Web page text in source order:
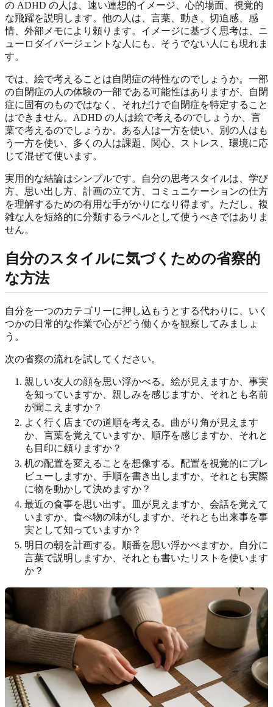
の ADHD の人は、速い連想的イメージ、心的場面、視覚的
な飛躍を説明します。他の人は、言葉、動き、切迫感、感
情、外部メモにより頼ります。イメージに基づく思考は、ニ
ューロダイバージェントな人にも、そうでない人にも現れま
す。
では、絵で考えることは自閉症の特性なのでしょうか。一部
の自閉症の人の体験の一部である可能性はありますが、自閉
症に固有のものではなく、それだけで自閉症を特定すること
はできません。ADHD の人は絵で考えるのでしょうか、言
葉で考えるのでしょうか。ある人は一方を使い、別の人はも
う一方を使い、多くの人は課題、関心、ストレス、環境に応
じて混ぜて使います。
実用的な結論はシンプルです。自分の思考スタイルは、学び
方、思い出し方、計画の立て方、コミュニケーションの仕方
を理解するための有用な手がかりになり得ます。ただし、複
雑な人を短絡的に分類するラベルとして使うべきではありま
せん。
自分のスタイルに気づくための省察的
な方法
自分を一つのカテゴリーに押し込もうとする代わりに、いく
つかの日常的な作業で心がどう働くかを観察してみましょ
う。
次の省察の流れを試してください。
親しい友人の顔を思い浮かべる。絵が見えますか、事実
を知っていますか、親しみを感じますか、それとも名前
が聞こえますか？
よく行く店までの道順を考える。曲がり角が見えます
か、言葉を覚えていますか、順序を感じますか、それと
も目印に頼りますか？
机の配置を変えることを想像する。配置を視覚的にプレ
ビューしますか、手順を書き出しますか、それとも実際
に物を動かして決めますか？
最近の食事を思い出す。皿が見えますか、会話を覚えて
いますか、食べ物の味がしますか、それとも出来事を事
実として知っていますか？
明日の朝を計画する。順番を思い浮かべますか、自分に
言葉で説明しますか、それとも書いたリストを使います
か？